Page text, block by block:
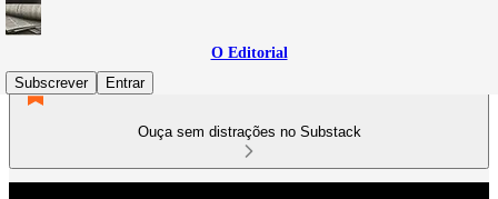
O Editorial
Subscrever
Entrar
Ouça sem distrações no Substack